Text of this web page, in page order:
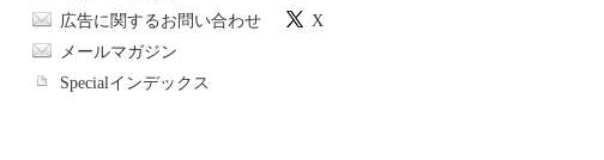
広告に関するお問い合わせ
メールマガジン
Specialインデックス
X